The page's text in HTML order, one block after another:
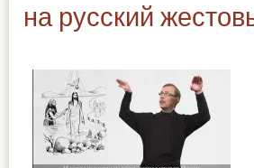
на русский